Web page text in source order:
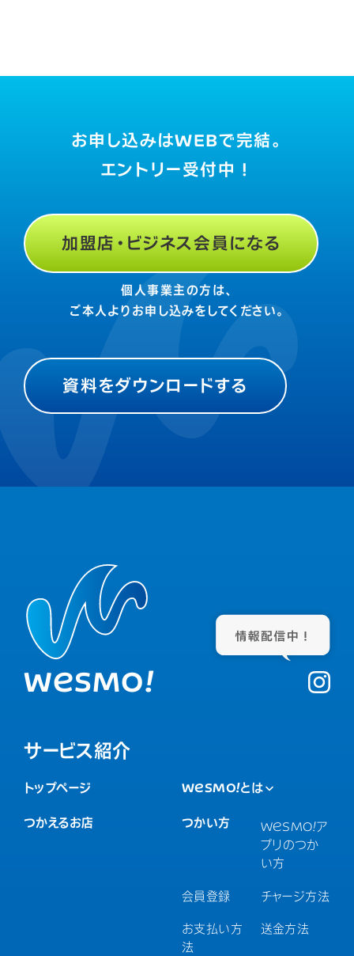
お申し込みはWEBで完結。
エントリー受付中！
資料をダウンロードする
加盟店・ビジネス会員になる
個人事業主の方は、
ご本人よりお申し込みをしてください。
サービス紹介
トップページ WESMO!とは
つかえるお店 つかい方 WESMO!ア
プリのつか
い方
会員登録
チャージ方法
お支払い方
法
送金方法
WESMO!